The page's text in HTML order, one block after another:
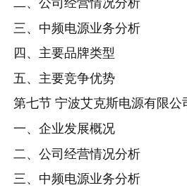
三、中频电源业务分析
四、主要品牌类型
五、主要竞争优势
第七节 宁波艾克斯电源有限公
一、企业发展概况
二、公司经营情况分析
三、中频电源业务分析